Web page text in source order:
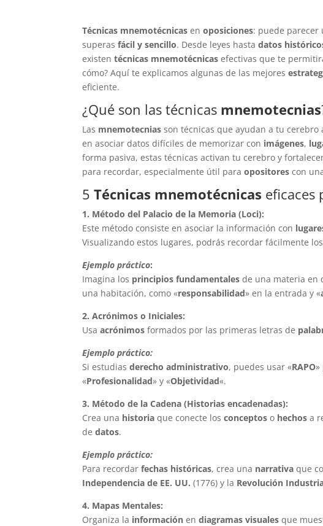
Técnicas mnemotécnicas enoposiciones: puede
superas fácil y sencillo. Desde leyes hastadatos
existentécnicas mnemotécnicas efectivas que te
cómo? Aquí te explicamos algunas de las mejores
eficiente.
¿Qué son las técnicas mnemotecnias
Las mnemotecnias son técnicas que ayudan a tu
en asociar datos difíciles de memorizar con imágenes,
forma pasiva, estas técnicas activan tu cerebro y
para recordar, especialmente útil paraopositores con
5Técnicas mnemotécnicas eficaces
1. Método del Palacio de la Memoria (Loci):
Este método consiste en asociar la información con
Visualizando estos lugares, podrás recordar fácilmente
Ejemplo práctico:
Imagina los principios fundamentales de una materia
una habitación, como «responsabilidad» en la entrada y «
2. Acrónimos o Iniciales:
Usaacrónimos formados por las primeras letras de
Ejemplo práctico:
Si estudiasderecho administrativo, puedes usar «RAPO»
«Profesionalidad» y «Objetividad«.
3. Método de la Cadena (Historias encadenadas):
Crea una historia que conecte losconceptos o hechos a
dedatos.
Ejemplo práctico:
Para recordarfechas históricas, crea una narrativa que
Independencia de EE. UU. (1776) y la Revolución
4. Mapas Mentales:
Organiza la información endiagramas visuales que